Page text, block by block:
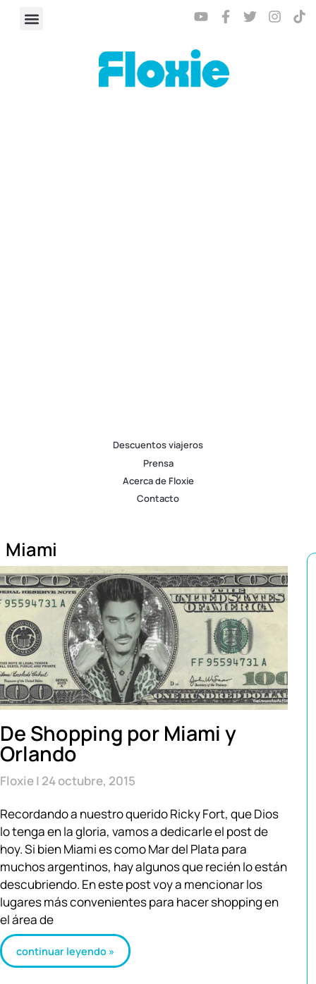
Descuentos viajeros
Prensa
Acerca de Floxie
Contacto
Miami
De Shopping por Miami y
Orlando
Floxie 24 octubre, 2015
Recordando a nuestro querido Ricky Fort, que Dios
lo tenga en la gloria, vamos a dedicarle el post de
hoy. Si bien Miami es como Mar del Plata para
muchos argentinos, hay algunos que recién lo están
descubriendo. En este post voy a mencionar los
lugares más convenientes para hacer shopping en
el área de
continuar leyendo »